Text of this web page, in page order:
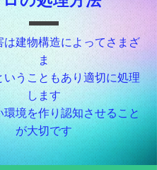
は建物構造によってさまざ
ま
いうこともあり適切に処理
します
環境を作り認知させること
が大切です